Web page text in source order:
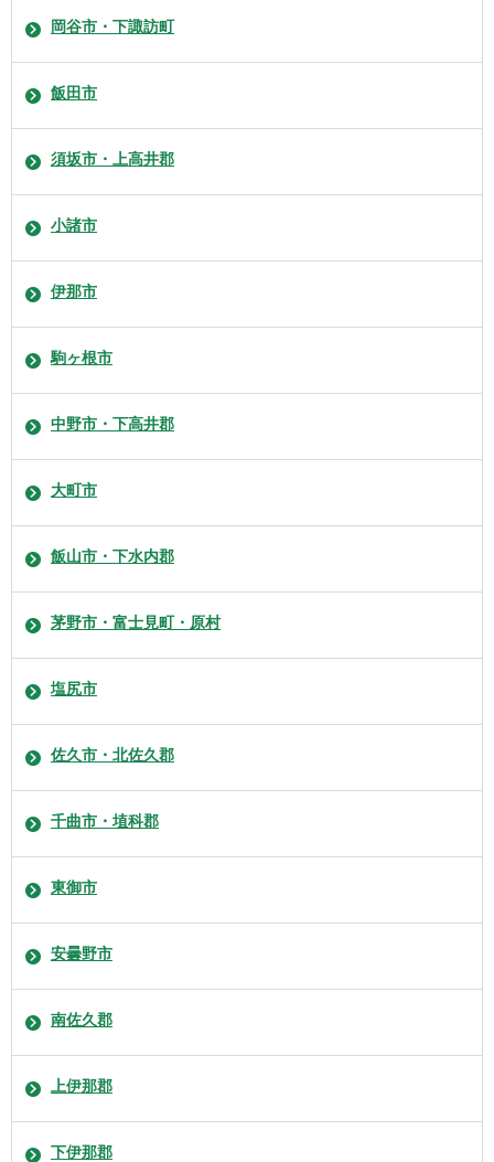
岡谷市・下諏訪町
飯田市
須坂市・上高井郡
小諸市
伊那市
駒ヶ根市
中野市・下高井郡
大町市
飯山市・下水内郡
茅野市・富士見町・原村
塩尻市
佐久市・北佐久郡
千曲市・埴科郡
東御市
安曇野市
南佐久郡
上伊那郡
下伊那郡